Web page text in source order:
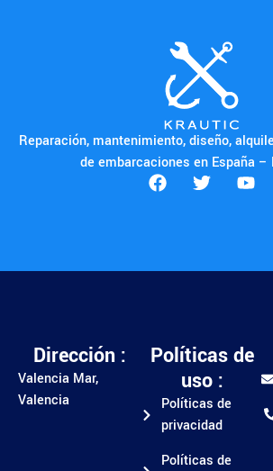
Reparación, mantenimiento, diseño,
de embarcaciones en España –
Dirección :
Valencia Mar,
Valencia
Políticas de
uso :
Políticas de
privacidad
Políticas de